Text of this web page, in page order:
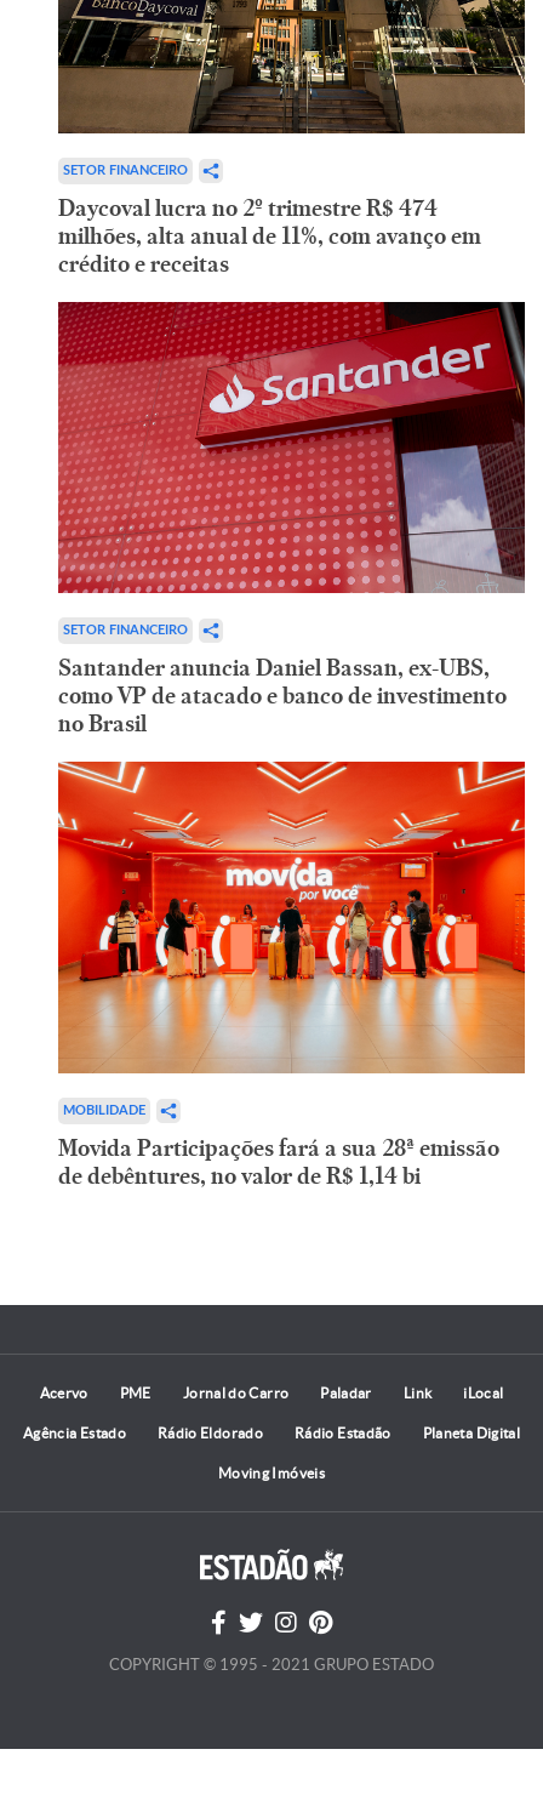
SETOR FINANCEIRO
Daycoval lucra no 2º trimestre R$ 474
milhões, alta anual de 11%, com avanço em
crédito e receitas
SETOR FINANCEIRO
Santander anuncia Daniel Bassan, ex-UBS,
como VP de atacado e banco de investimento
no Brasil
MOBILIDADE
Movida Participações fará a sua 28ª emissão
de debêntures, no valor de R$ 1,14 bi
Acervo PME Jornal do Carro Paladar Link iLocal
Agência Estado Rádio Eldorado Rádio Estadão Planeta Digital
Moving Imóveis
COPYRIGHT © 1995 - 2021 GRUPO ESTADO